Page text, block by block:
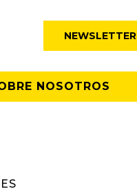
NEWSLETTER
NOSOTROS